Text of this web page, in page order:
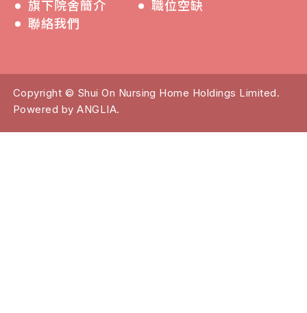
旗下院舍簡介
職位空缺
聯絡我們
Copyright © Shui On Nursing Home Holdings Limited.
Powered byANGLIA.